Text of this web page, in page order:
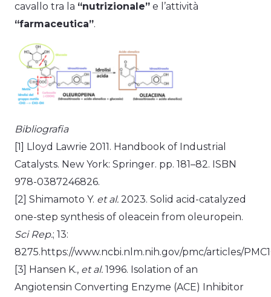
cavallo tra la “nutrizionale” e l’attività
“farmaceutica”.
Bibliografia
[1] Lloyd Lawrie 2011. Handbook of Industrial
Catalysts. New York: Springer. pp. 181–82. ISBN
978-0387246826.
[2] Shimamoto Y. et al. 2023. Solid acid-catalyzed
one-step synthesis of oleacein from oleuropein.
Sci Rep.; 13:
8275.https://www.ncbi.nlm.nih.gov/pmc/articles/
[3] Hansen K., et al. 1996. Isolation of an
Angiotensin Converting Enzyme (ACE) Inhibitor